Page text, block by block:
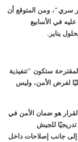
سري"، ومن المتوقع أن
في الأسابيع
يناير.
ستكون "تنفيذية
لفرض الأمن، وليس
هو ضمان الأمن في
تدريجيًا للجيش
إلى جانب إصلاحات داخل